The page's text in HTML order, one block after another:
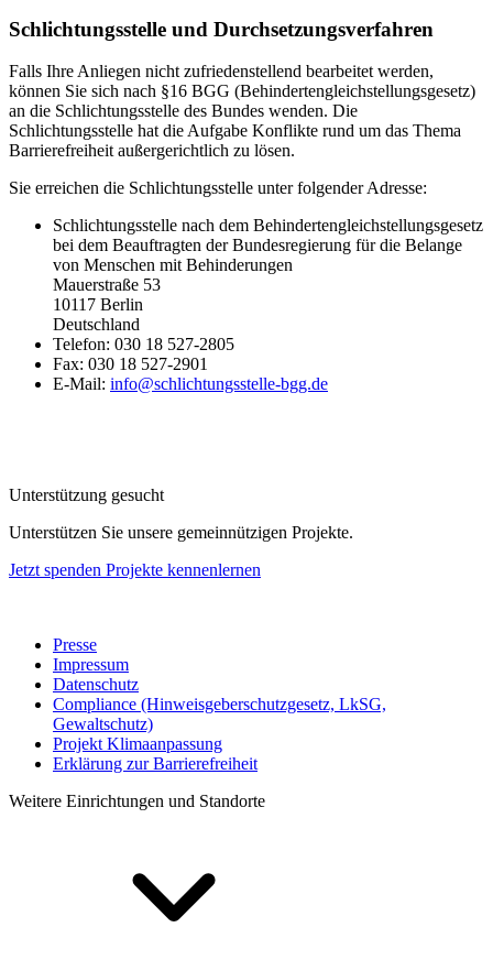
Schlichtungsstelle und Durchsetzungsverfahren
Falls Ihre Anliegen nicht zufriedenstellend bearbeitet werden,
können Sie sich nach §16 BGG (Behindertengleichstellungsgesetz)
an die Schlichtungsstelle des Bundes wenden. Die
Schlichtungsstelle hat die Aufgabe Konflikte rund um das Thema
Barrierefreiheit außergerichtlich zu lösen.
Sie erreichen die Schlichtungsstelle unter folgender Adresse:
Schlichtungsstelle nach dem Behindertengleichstellungsgesetz
bei dem Beauftragten der Bundesregierung für die Belange
von Menschen mit Behinderungen
Mauerstraße 53
10117 Berlin
Deutschland
Telefon: 030 18 527-2805
Fax: 030 18 527-2901
E-Mail: info@schlichtungsstelle-bgg.de
Unterstützung gesucht
Unterstützen Sie unsere gemeinnützigen Projekte.
Jetzt spenden Projekte kennenlernen
Presse
Impressum
Datenschutz
Compliance (Hinweisgeberschutzgesetz, LkSG,
Gewaltschutz)
Projekt Klimaanpassung
Erklärung zur Barrierefreiheit
Weitere Einrichtungen und Standorte